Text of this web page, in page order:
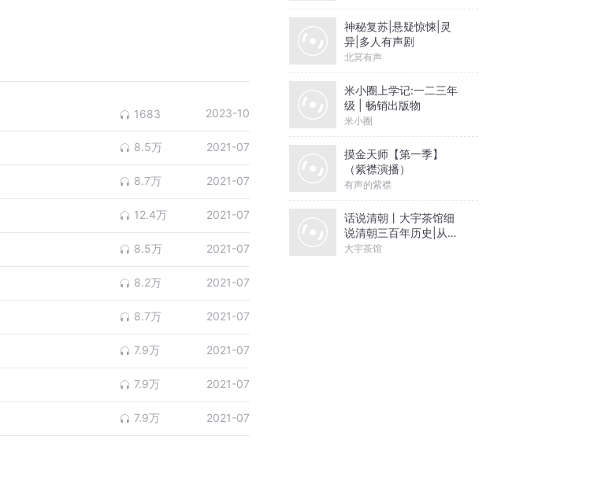
1683 2023-10
8.5万 2021-07
8.7万 2021-07
12.4万 2021-07
8.5万 2021-07
8.2万 2021-07
8.7万 2021-07
7.9万 2021-07
7.9万 2021-07
7.9万 2021-07
神秘复苏|悬疑惊悚|灵
异|多人有声剧
北冥有声
米小圈上学记:一二三年
级 | 畅销出版物
米小圈
摸金天师【第一季】
（紫襟演播）
有声的紫襟
话说清朝丨大宇茶馆细
说清朝三百年历史|从努
尔哈赤到末代皇帝溥仪|
大宇茶馆